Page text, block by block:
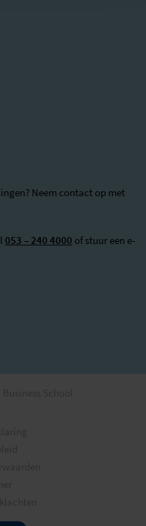
Neem contact op met
053 – 240 4000 of stuur een e-